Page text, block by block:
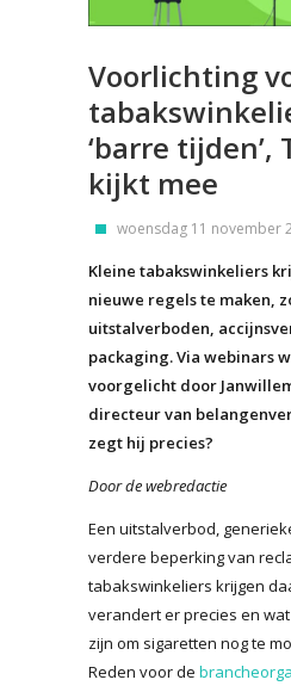
Voorlichting
‘barre tijden’,
kijkt mee
woensdag 11 november
Kleine tabakswinkeliers
nieuwe regels te maken,
uitstalverboden,
packaging. Via webinars
voorgelicht door
directeur van
zegt hij precies?
Door de webredactie
Een uitstalverbod,
verdere beperking van
tabakswinkeliers krijgen
verandert er precies en
zijn om sigaretten nog te
Reden voor de